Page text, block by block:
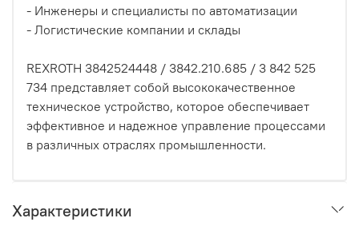
- Инженеры и специалисты по автоматизации
- Логистические компании и склады
REXROTH 3842524448 / 3842.210.685 / 3 842 525
734 представляет собой высококачественное
техническое устройство, которое обеспечивает
эффективное и надежное управление процессами
в различных отраслях промышленности.
Характеристики